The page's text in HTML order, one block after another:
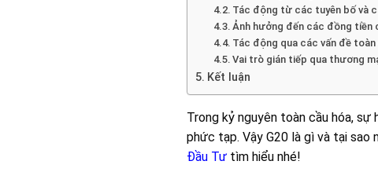
Tác động từ các tuyên bố và
Ảnh hưởng đến các đồng tiền
Tác động qua các vấn đề toàn
Vai trò gián tiếp qua thương
Kết luận
Trong kỷ nguyên toàn cầu hóa,
phức tạp. Vậy G20 là gì và tại
Đầu Tư tìm hiểu nhé!